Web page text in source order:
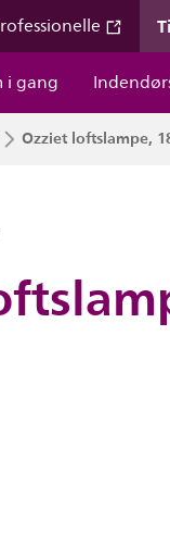
i gang
Ozziet loftslampe,